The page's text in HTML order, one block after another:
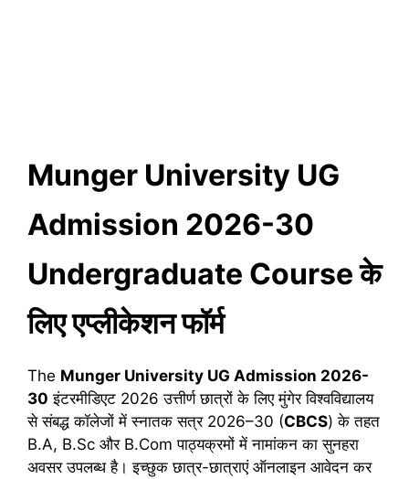
Munger University UG
Admission 2026-30
Undergraduate Course के
लिए एप्लीकेशन फॉर्म
The Munger University UG Admission 2026-
30 इंटरमीडिएट 2026 उत्तीर्ण छात्रों के लिए मुंगेर विश्वविद्यालय
से संबद्ध कॉलेजों में स्नातक सत्र 2026–30 (CBCS) के तहत
B.A, B.Sc और B.Com पाठ्यक्रमों में नामांकन का सुनहरा
अवसर उपलब्ध है। इच्छुक छात्र-छात्राएं ऑनलाइन आवेदन कर